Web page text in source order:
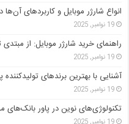
انواع شارژر موبایل و کاربردهای آن‌ها
19 نوامبر, 2025
راهنمای خرید شارژر موبایل: از مبتدی
19 نوامبر, 2025
آشنایی با بهترین برندهای تولیدکننده
19 نوامبر, 2025
تکنولوژی‌های نوین در پاور بانک‌های
19 نوامبر, 2025